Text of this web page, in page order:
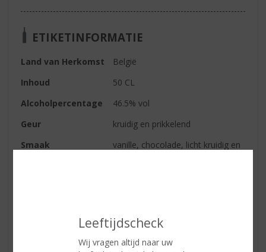
Leeftijdscheck
Wij vragen altijd naar uw
ETIKETINFORMATIE
Land van Herkomst
België
Inhoud
50 CL
Alcoholpercentage
46.5% vol
Geur
kruidig en prikkelend
Smaak
vanille, chocolade, licht kruidig en
Reviews